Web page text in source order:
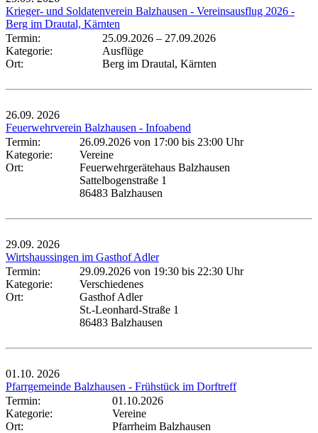
Krieger- und Soldatenverein Balzhausen - Vereinsausflug 2026 -
Berg im Drautal, Kärnten
Termin:
25.09.2026 – 27.09.2026
Kategorie:
Ausflüge
Ort:
Berg im Drautal, Kärnten
26.09. 2026
Feuerwehrverein Balzhausen - Infoabend
Termin:
26.09.2026 von 17:00 bis 23:00 Uhr
Kategorie:
Vereine
Ort:
Feuerwehrgerätehaus Balzhausen
Sattelbogenstraße 1
86483 Balzhausen
29.09. 2026
Wirtshaussingen im Gasthof Adler
Termin:
29.09.2026 von 19:30 bis 22:30 Uhr
Kategorie:
Verschiedenes
Ort:
Gasthof Adler
St.-Leonhard-Straße 1
86483 Balzhausen
01.10. 2026
Pfarrgemeinde Balzhausen - Frühstück im Dorftreff
Termin:
01.10.2026
Kategorie:
Vereine
Ort:
Pfarrheim Balzhausen